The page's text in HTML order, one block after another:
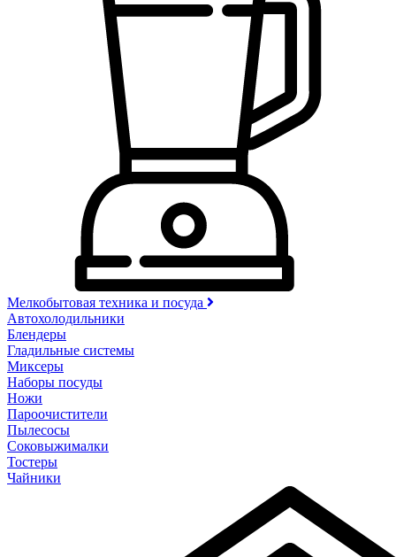
Мелкобытовая техника и посуда
Автохолодильники
Блендеры
Гладильные системы
Миксеры
Наборы посуды
Ножи
Пароочистители
Пылесосы
Соковыжималки
Тостеры
Чайники